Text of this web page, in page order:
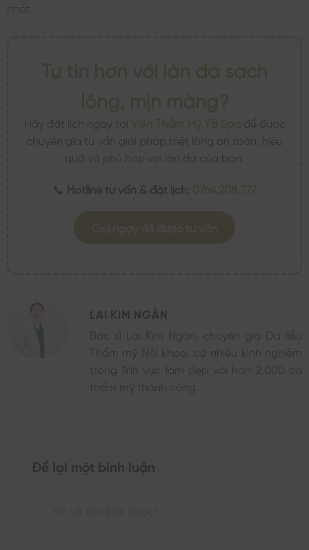
nhất.
Hãy đặt lịch ngay tại
để được
chuyên gia tư vấn giải pháp triệt lông an toàn, hiệu
quả và phù hợp với làn da của bạn.
📞 Hotline tư vấn & đặt lịch:
LAI KIM NGÂN
Bác sĩ Lai Kim Ngân, chuyên gia Da liễu
Thẩm mỹ Nội khoa, có nhiều kinh nghiệm
trong lĩnh vực làm đẹp với hơn 2.000 ca
thẩm mỹ thành công.
Để lại một bình luận